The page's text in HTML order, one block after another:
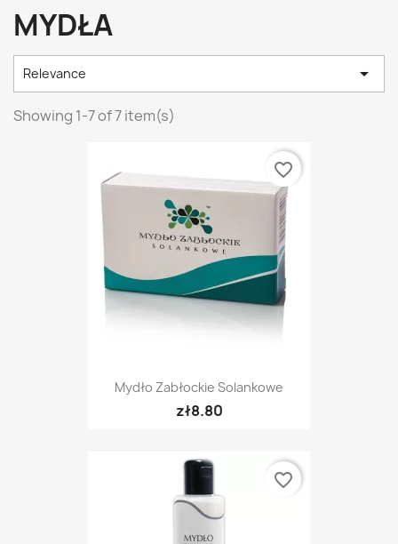
MYDŁA
Relevance 
Showing 1-7 of 7 item(s)
Mydło Zabłockie Solankowe
zł8.80
favorite_border
favorite_border